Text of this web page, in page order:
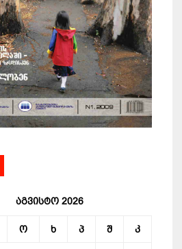
აგვისტო 2026
ო ხ პ შ კ